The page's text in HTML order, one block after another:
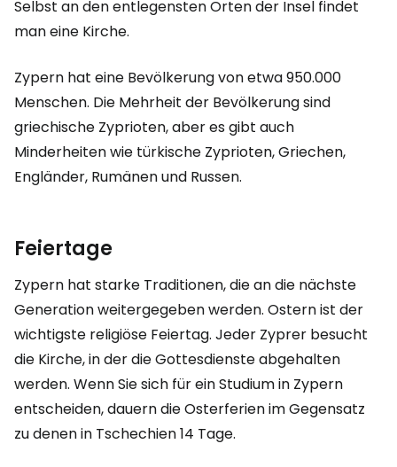
Selbst an den entlegensten Orten der Insel findet
man eine Kirche.
Zypern hat eine Bevölkerung von etwa 950.000
Menschen. Die Mehrheit der Bevölkerung sind
griechische Zyprioten, aber es gibt auch
Minderheiten wie türkische Zyprioten, Griechen,
Engländer, Rumänen und Russen.
Feiertage
Zypern hat starke Traditionen, die an die nächste
Generation weitergegeben werden. Ostern ist der
wichtigste religiöse Feiertag. Jeder Zyprer besucht
die Kirche, in der die Gottesdienste abgehalten
werden. Wenn Sie sich für ein Studium in Zypern
entscheiden, dauern die Osterferien im Gegensatz
zu denen in Tschechien 14 Tage.